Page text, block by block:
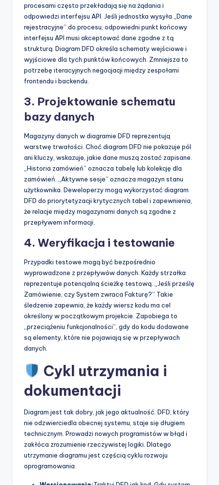
procesami często przekładają się na żądania i
odpowiedzi interfejsu API. Jeśli jednostka wysyła „Dane
rejestracyjne” do procesu, odpowiedni punkt końcowy
interfejsu API musi akceptować dane zgodne z tą
strukturą. Diagram DFD określa schematy wejściowe i
wyjściowe dla tych punktów końcowych. Zmniejsza to
potrzebę iteracyjnych negocjacji między zespołami
frontendu i backendu.
3. Projektowanie schematu
bazy danych
Magazyny danych w diagramie DFD reprezentują
warstwę trwałości. Choć diagram DFD nie pokazuje pól
ani kluczy, wskazuje, jakie dane muszą zostać zapisane.
„Historia zamówień” oznacza tabelę lub kolekcję dla
zamówień. „Aktywne sesje” oznacza magazyn stanu
użytkownika. Deweloperzy mogą wykorzystać diagram
DFD do priorytetyzacji krytycznych tabel i zapewnienia,
że relacje między magazynami danych są zgodne z
przepływem informacji.
4. Weryfikacja i testowanie
Przypadki testowe mogą być bezpośrednio
wyprowadzone z przepływów danych. Każdy strzałka
reprezentuje potencjalną ścieżkę testową. „Jeśli prześlę
Zamówienie, czy System zwraca Fakturę?” Takie
śledzenie zapewnia, że każdy wiersz kodu ma cel
określony w początkowym projekcie. Zapobiega to
„przeciążeniu funkcjonalności”, gdy do kodu dodawane
są elementy, które nie pojawiają się w przepływach
danych.
Cykl utrzymania i
dokumentacji
Diagram jest tak dobry, jak jego aktualność. DFD, który
nie odzwierciedla obecnej systemu, staje się długiem
technicznym. Prowadzi nowych programistów w błąd i
zakłóca zrozumienie rzeczywistej logiki. Dlatego
utrzymanie diagramu jest częścią cyklu rozwoju
oprogramowania.